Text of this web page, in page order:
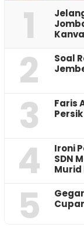
1
2
‎Soal
3
Faris
4
Ironi
SDN
Murid
5